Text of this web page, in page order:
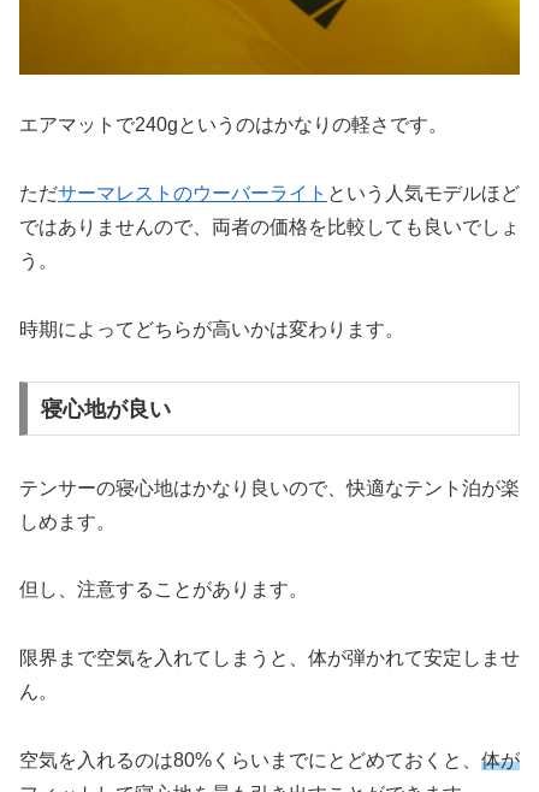
エアマットで240gというのはかなりの軽さです。
ただサーマレストのウーバーライト という人気モデルほど
ではありませんので、両者の価格を比較しても良いでしょ
う。
時期によってどちらが高いかは変わります。
寝心地が良い
テンサーの寝心地はかなり良いので、快適なテント泊が楽
しめます。
但し、注意することがあります。
限界まで空気を入れてしまうと、体が弾かれて安定しませ
ん。
空気を入れるのは80%くらいまでにとどめておくと、 体が